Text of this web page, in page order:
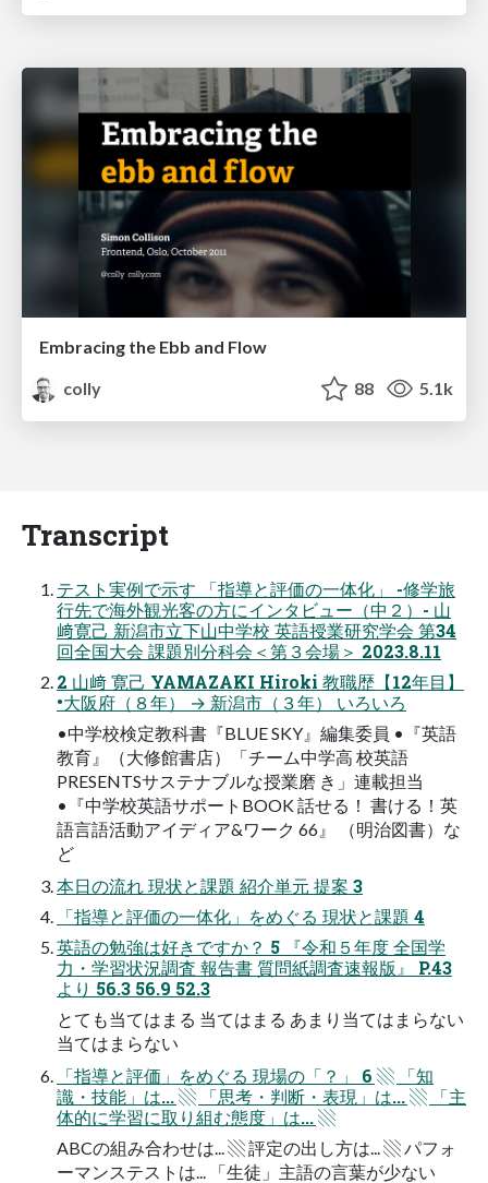
Embracing the Ebb and Flow
colly
88 5.1k
Transcript
テスト実例で示す 「指導と評価の一体化」 -修学旅
行先で海外観光客の方にインタビュー（中２）- 山
﨑寛己 新潟市立下山中学校 英語授業研究学会 第34
回全国大会 課題別分科会＜第３会場＞ 2023.8.11
2 山﨑 寛己 YAMAZAKI Hiroki 教職歴【12年目】
•大阪府（８年） → 新潟市（３年） いろいろ
•中学校検定教科書『BLUE SKY』編集委員 •『英語
教育』（大修館書店）「チーム中学高 校英語
PRESENTSサステナブルな授業磨 き」連載担当
•『中学校英語サポートBOOK 話せる！ 書ける！英
語言語活動アイディア&ワーク 66』 （明治図書）な
ど
本日の流れ 現状と課題 紹介単元 提案 3
「指導と評価の一体化」をめぐる 現状と課題 4
英語の勉強は好きですか？ 5 『令和５年度 全国学
力・学習状況調査 報告書 質問紙調査速報版』 P.43
より 56.3 56.9 52.3
とても当てはまる 当てはまる あまり当てはまらない
当てはまらない
「指導と評価」をめぐる 現場の「？」 6 ▧ 「知
識・技能」は... ▧ 「思考・判断・表現」は... ▧ 「主
体的に学習に取り組む態度」は... ▧
ABCの組み合わせは... ▧ 評定の出し方は... ▧ パフォ
ーマンステストは... 「生徒」主語の言葉が少ない